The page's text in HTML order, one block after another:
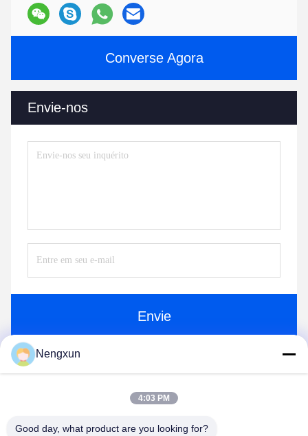
Converse Agora
Envie-nos
Envie
Nengxun Communication Technology Co.,Ltd.
Nengxun
4:03 PM
Good day, what product are you looking for?